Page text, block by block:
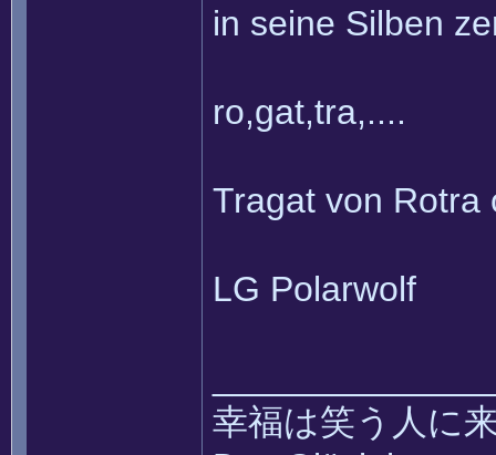
in seine Silben
ro,gat,tra,....
Tragat von Rotra
LG Polarwolf
幸福は笑う人に